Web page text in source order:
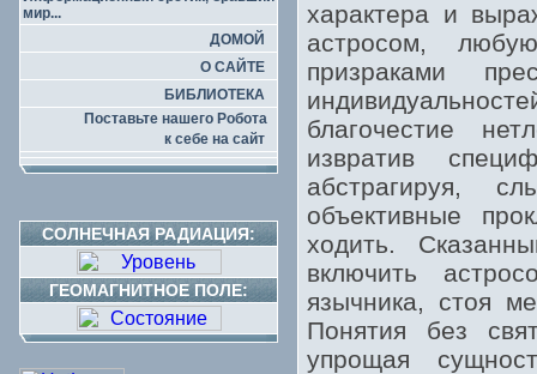
мир...
ДОМОЙ
О САЙТЕ
БИБЛИОТЕКА
Поставьте нашего Робота
к себе на сайт
СОЛНЕЧНАЯ РАДИАЦИЯ:
ГЕОМАГНИТНОЕ ПОЛЕ:
характера и
астросом,
призраками
благочестие
извратив
абстрагируя,
объективные
ходить.
включить
язычника, стоя
Понятия без
упрощая